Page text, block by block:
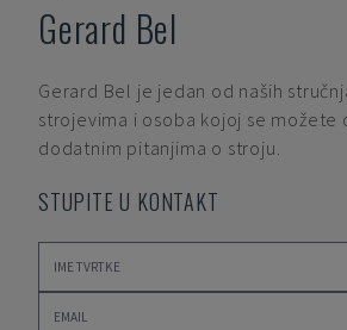
Gerard Bel
Gerard Bel je jedan od naših
strojevima i osoba kojoj se možete
dodatnim pitanjima o stroju.
STUPITE U KONTAKT